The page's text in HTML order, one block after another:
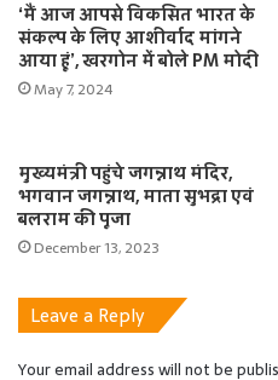
‘मैं आज आपसे विकसित भारत के
संकल्प के लिए आशीर्वाद मांगने
आया हूं’, खरगोन में बोले PM मोदी
May 7, 2024
मुख्यमंत्री पहुंचे जगन्नाथ मंदिर,
भगवान जगन्नाथ, माता सुभद्रा एवं
बलराम की पूजा
December 13, 2023
Leave a Reply
Your email address will not be